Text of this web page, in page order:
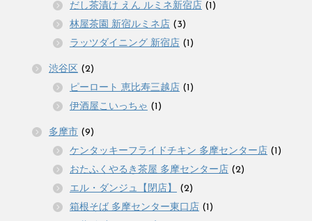
だし茶漬け えん ルミネ新宿店 (1)
林屋茶園 新宿ルミネ店 (3)
ラッツダイニング 新宿店 (1)
渋谷区 (2)
ピーロート 恵比寿三越店 (1)
伊酒屋こいっちゃ (1)
多摩市 (9)
ケンタッキーフライドチキン 多摩センター店 (1)
おたふくやるき茶屋 多摩センター店 (2)
エル・ダンジュ【閉店】
(2)
箱根そば 多摩センター東口店 (1)